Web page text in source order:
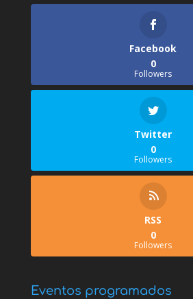
Facebook
0
Followers
Twitter
0
Followers
RSS
0
Followers
Eventos programados